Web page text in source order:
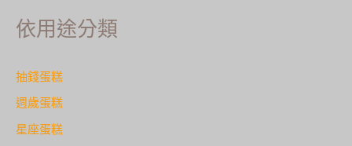
依用途分類
抽錢蛋糕
週歲蛋糕
星座蛋糕